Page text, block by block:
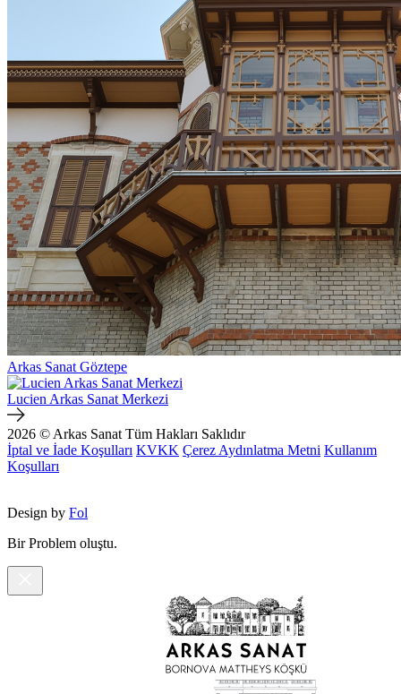
Arkas Sanat Göztepe
Lucien Arkas Sanat Merkezi
2026 © Arkas Sanat Tüm Hakları Saklıdır
İptal ve İade Koşulları KVKK Çerez Aydınlatma Metni Kullanım
Koşulları
Design by Fol
Bir Problem oluştu.